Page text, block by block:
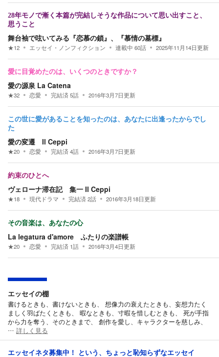
28年モノで漸く本篇が完結しそうな作品について思い出すこと、
思うこと
舞台袖で呟いてみる『恋慕の鎖』、『慕情の墓標』
★12 エッセイ・ノンフィクション 連載中 60話 2025年11月14日更新
愛に目覚めたのは、いくつのときですか？
愛の源泉 La Catena
★32 恋愛 完結済5話 2016年3月7日更新
この世に愛があることを知ったのは、あなたに出逢ったからでし
た
愛の変遷 Il Ceppi
★20 恋愛 完結済4話 2016年3月7日更新
約束のひとへ
ヴェローナ滞在記 集一 Il Ceppi
★18 現代ドラマ 完結済2話 2016年3月18日更新
その音楽は、あなたの心
La legatura d'amore ふたりの楽譜帳
★20 恋愛 完結済 1話 2016年3月4日更新
エッセイの棚
書けるときも、書けないときも、 想像力の衰えたときも、妄想力たく
ましく羽ばたくときも、 暇なときも、寸暇を惜しむときも、 死が手指
から力を奪う、そのときまで、 創作を愛し、キャラクターを慈しみ、
… 詳しく見る
エッセイネタ募集中！ という、ちょっと恥知らずなエッセイ